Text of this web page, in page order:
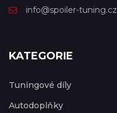
info@spoiler-tuning.cz
KATEGORIE
Tuningové díly
Autodoplňky